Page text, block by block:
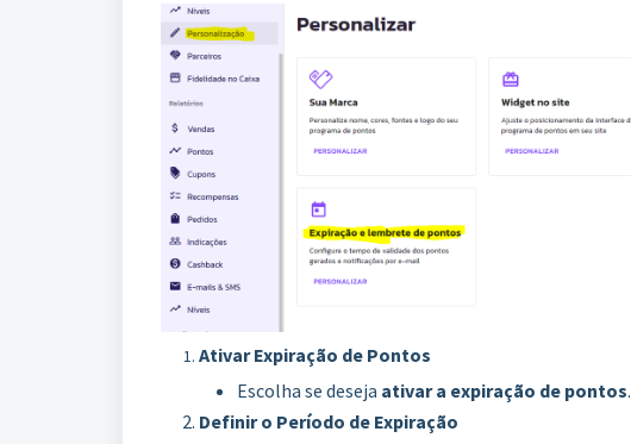
Ativar Expiração de Pontos
Escolha se deseja ativar a expiração de pontos.
Definir o Período de Expiração